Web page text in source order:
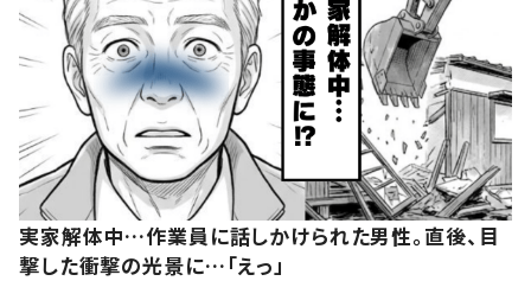
実家解体中…作業員に話しかけられた男性。直後、目
撃した衝撃の光景に…「えっ」